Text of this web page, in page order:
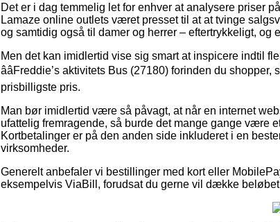
Det er i dag temmelig let for enhver at analysere priser
Lamaze online outlets været presset til at at tvinge
og samtidig også til damer og herrer – eftertrykkeligt, og
Men det kan imidlertid vise sig smart at inspicere indtil
ââFreddie’s aktivitets Bus (27180) forinden du
prisbilligste pris.
Man bør imidlertid være så påvagt, at når en internet
ufattelig fremragende, så burde det mange gange være
Kortbetalinger er på den anden side inkluderet i en
virksomheder.
Generelt anbefaler vi bestillinger med kort eller
eksempelvis ViaBill, forudsat du gerne vil dække beløbet